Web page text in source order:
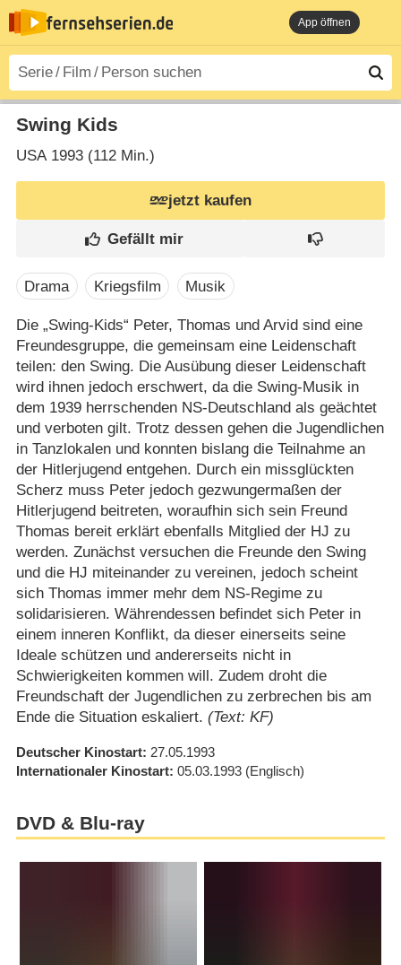
App öffnen
Swing Kids
USA1993 (112 Min.)
jetzt kaufen
Drama Kriegsfilm Musik
Die „Swing-Kids“ Peter, Thomas und Arvid sind eine
Freundesgruppe, die gemeinsam eine Leidenschaft
teilen: den Swing. Die Ausübung dieser Leidenschaft
wird ihnen jedoch erschwert, da die Swing-Musik in
dem 1939 herrschenden NS-Deutschland als geächtet
und verboten gilt. Trotz dessen gehen die Jugendlichen
in Tanzlokalen und konnten bislang die Teilnahme an
der Hitlerjugend entgehen. Durch ein missglückten
Scherz muss Peter jedoch gezwungermaßen der
Hitlerjugend beitreten, woraufhin sich sein Freund
Thomas bereit erklärt ebenfalls Mitglied der HJ zu
werden. Zunächst versuchen die Freunde den Swing
und die HJ miteinander zu vereinen, jedoch scheint
sich Thomas immer mehr dem NS-Regime zu
solidarisieren. Währendessen befindet sich Peter in
einem inneren Konflikt, da dieser einerseits seine
Ideale schützen und andererseits nicht in
Schwierigkeiten kommen will. Zudem droht die
Freundschaft der Jugendlichen zu zerbrechen bis am
Ende die Situation eskaliert. (Text: KF)
Deutscher Kinostart 27.05.1993
Internationaler Kinostart 05.03.1993 (Englisch)
DVD & Blu-ray